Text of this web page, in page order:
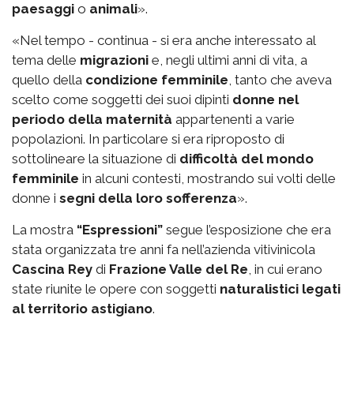
paesaggi o animali».
«Nel tempo - continua - si era anche interessato al
tema delle migrazioni e, negli ultimi anni di vita, a
quello della condizione femminile, tanto che aveva
scelto come soggetti dei suoi dipinti donne nel
periodo della maternità appartenenti a varie
popolazioni. In particolare si era riproposto di
sottolineare la situazione di difficoltà del mondo
femminile in alcuni contesti, mostrando sui volti delle
donne i segni della loro sofferenza».
La mostra “Espressioni” segue l’esposizione che era
stata organizzata tre anni fa nell’azienda vitivinicola
Cascina Rey di Frazione Valle del Re, in cui erano
state riunite le opere con soggetti naturalistici legati
al territorio astigiano.